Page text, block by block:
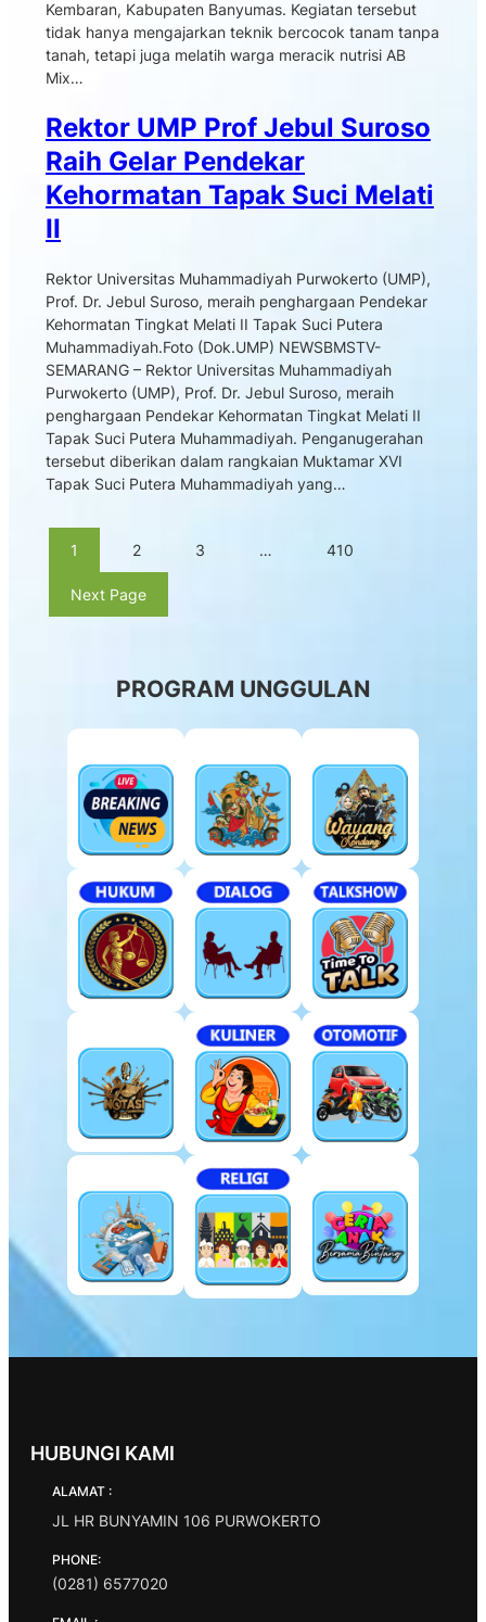
Kembaran, Kabupaten Banyumas. Kegiatan tersebut
tidak hanya mengajarkan teknik bercocok tanam tanpa
tanah, tetapi juga melatih warga meracik nutrisi AB
Mix…
Rektor UMP Prof Jebul Suroso
Raih Gelar Pendekar
Kehormatan Tapak Suci Melati
II
Rektor Universitas Muhammadiyah Purwokerto (UMP),
Prof. Dr. Jebul Suroso, meraih penghargaan Pendekar
Kehormatan Tingkat Melati II Tapak Suci Putera
Muhammadiyah.Foto (Dok.UMP) NEWSBMSTV-
SEMARANG – Rektor Universitas Muhammadiyah
Purwokerto (UMP), Prof. Dr. Jebul Suroso, meraih
penghargaan Pendekar Kehormatan Tingkat Melati II
Tapak Suci Putera Muhammadiyah. Penganugerahan
tersebut diberikan dalam rangkaian Muktamar XVI
Tapak Suci Putera Muhammadiyah yang…
1 2 3 … 410
Next Page
PROGRAM UNGGULAN
HUBUNGI KAMI
ALAMAT :
JL HR BUNYAMIN 106 PURWOKERTO
PHONE:
(0281) 6577020